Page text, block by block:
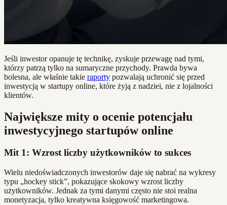
Jeśli inwestor opanuje tę technikę, zyskuje przewagę nad tymi,
którzy patrzą tylko na sumaryczne przychody. Prawda bywa
bolesna, ale właśnie takie raporty pozwalają uchronić się przed
inwestycją w startupy online, które żyją z nadziei, nie z lojalności
klientów.
Największe mity o ocenie potencjału
inwestycyjnego startupów online
Mit 1: Wzrost liczby użytkowników to sukces
Wielu niedoświadczonych inwestorów daje się nabrać na wykresy
typu „hockey stick”, pokazujące skokowy wzrost liczby
użytkowników. Jednak za tymi danymi często nie stoi realna
monetyzacja, tylko kreatywna księgowość marketingowa.